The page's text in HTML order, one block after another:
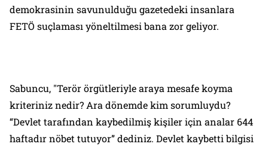
demokrasinin savunulduğu gazetedeki insanlara
FETÖ suçlaması yöneltilmesi bana zor geliyor.
Sabuncu, "Terör örgütleriyle araya mesafe koyma
kriteriniz nedir? Ara dönemde kim sorumluydu?
“Devlet tarafından kaybedilmiş kişiler için analar 644
haftadır nöbet tutuyor” dediniz. Devlet kaybetti bilgisi